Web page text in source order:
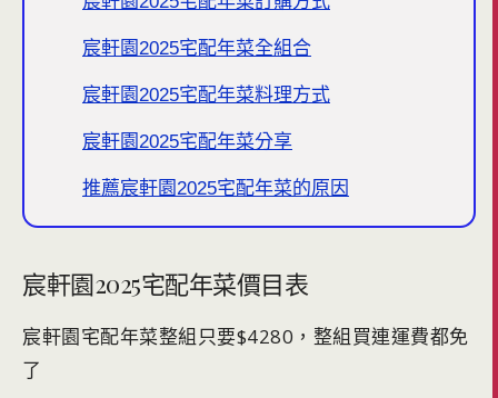
宸軒園2025宅配年菜全組合
宸軒園2025宅配年菜料理方式
宸軒園2025宅配年菜分享
推薦宸軒園2025宅配年菜的原因
宸軒園2025宅配年菜價目表
宸軒園宅配年菜整組只要$4280，整組買連運費都免
了